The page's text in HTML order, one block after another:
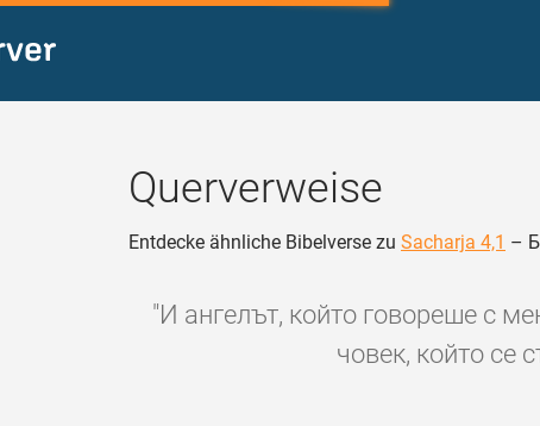
Querverweise
Entdecke ähnliche Bibelverse zu Sacharja 4,1 –
"И ангелът, който говореше с
човек, който се